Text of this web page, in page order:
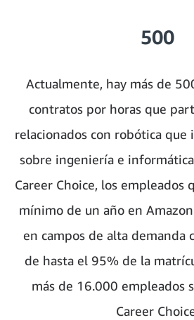
500
Actualmente, hay más de
contratos por horas que
relacionados con robótica que
sobre ingeniería e
Career Choice, los empleados
mínimo de un año en
en campos de alta demanda
de hasta el 95% de la
más de 16.000 empleados
Career